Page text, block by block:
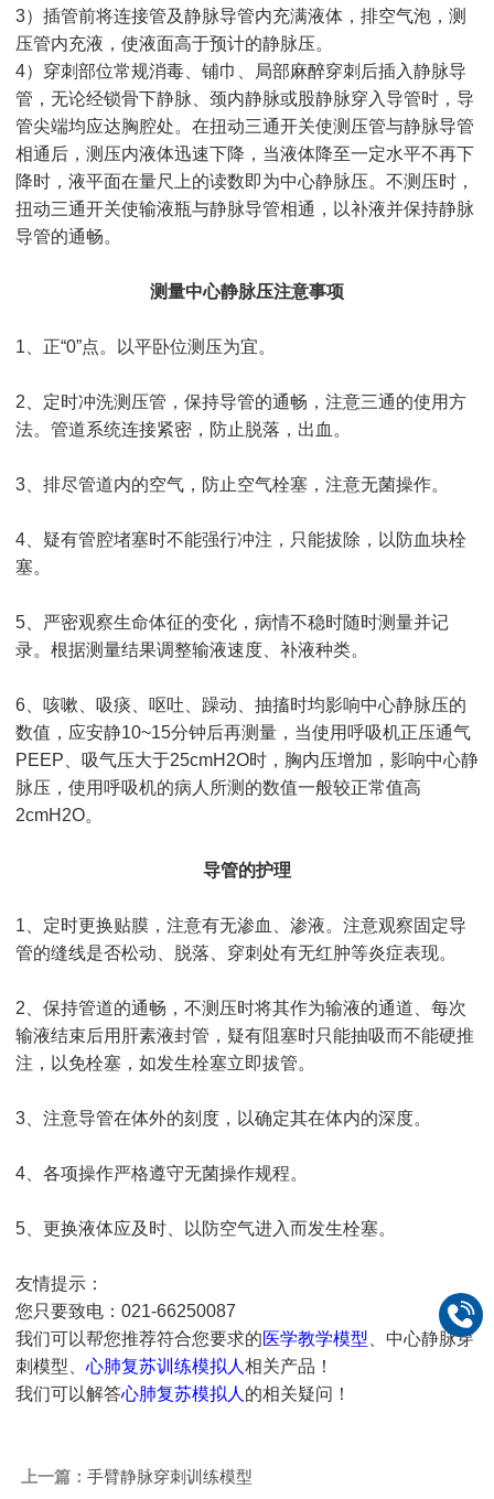
3）插管前将连接管及静脉导管内充满液体，排空气泡，测
压管内充液，使液面高于预计的静脉压。
4）穿刺部位常规消毒、铺巾、局部麻醉穿刺后插入静脉导
管，无论经锁骨下静脉、颈内静脉或股静脉穿入导管时，导
管尖端均应达胸腔处。在扭动三通开关使测压管与静脉导管
相通后，测压内液体迅速下降，当液体降至一定水平不再下
降时，液平面在量尺上的读数即为中心静脉压。不测压时，
扭动三通开关使输液瓶与静脉导管相通，以补液并保持静脉
导管的通畅。
测量中心静脉压注意事项
1、正“0”点。以平卧位测压为宜。
2、定时冲洗测压管，保持导管的通畅，注意三通的使用方
法。管道系统连接紧密，防止脱落，出血。
3、排尽管道内的空气，防止空气栓塞，注意无菌操作。
4、疑有管腔堵塞时不能强行冲注，只能拔除，以防血块栓
塞。
5、严密观察生命体征的变化，病情不稳时随时测量并记
录。根据测量结果调整输液速度、补液种类。
6、咳嗽、吸痰、呕吐、躁动、抽搐时均影响中心静脉压的
数值，应安静10~15分钟后再测量，当使用呼吸机正压通气
PEEP、吸气压大于25cmH2O时，胸内压增加，影响中心静
脉压，使用呼吸机的病人所测的数值一般较正常值高
2cmH2O。
导管的护理
1、定时更换贴膜，注意有无渗血、渗液。注意观察固定导
管的缝线是否松动、脱落、穿刺处有无红肿等炎症表现。
2、保持管道的通畅，不测压时将其作为输液的通道、每次
输液结束后用肝素液封管，疑有阻塞时只能抽吸而不能硬推
注，以免栓塞，如发生栓塞立即拔管。
3、注意导管在体外的刻度，以确定其在体内的深度。
4、各项操作严格遵守无菌操作规程。
5、更换液体应及时、以防空气进入而发生栓塞。
友情提示：
您只要致电：021-66250087
我们可以帮您推荐符合您要求的医学教学模型 、中心静脉穿
刺模型、 心肺复苏训练模拟人 相关产品！
我们可以解答心肺复苏模拟人 的相关疑问！
上一篇： 手臂静脉穿刺训练模型